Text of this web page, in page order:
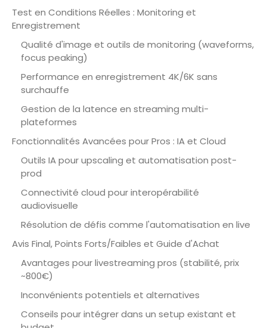
Test en Conditions Réelles : Monitoring et
Enregistrement
Qualité d'image et outils de monitoring (waveforms,
focus peaking)
Performance en enregistrement 4K/6K sans
surchauffe
Gestion de la latence en streaming multi-
plateformes
Fonctionnalités Avancées pour Pros : IA et Cloud
Outils IA pour upscaling et automatisation post-
prod
Connectivité cloud pour interopérabilité
audiovisuelle
Résolution de défis comme l'automatisation en live
Avis Final, Points Forts/Faibles et Guide d'Achat
Avantages pour livestreaming pros (stabilité, prix
~800€)
Inconvénients potentiels et alternatives
Conseils pour intégrer dans un setup existant et